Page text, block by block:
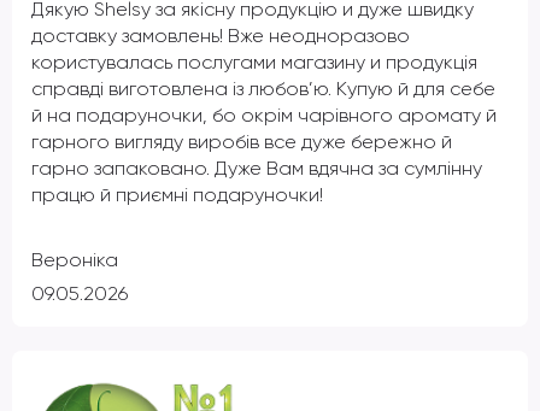
Дякую Shelsy за якісну продукцію и дуже швидку
доставку замовлень! Вже неодноразово
користувалась послугами магазину и продукція
справді виготовлена із любов’ю. Купую й для себе
й на подаруночки, бо окрім чарівного аромату й
гарного вигляду виробів все дуже бережно й
гарно запаковано. Дуже Вам вдячна за сумлінну
працю й приємні подаруночки!
Вероніка
09.05.2026